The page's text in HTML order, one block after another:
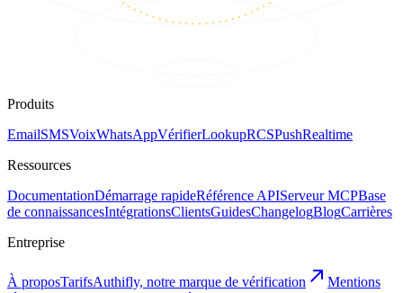
Produits
EmailSMSVoixWhatsAppVérifierLookupRCSPushRealtime
Ressources
DocumentationDémarrage rapideRéférence APIServeur MCPBase
de connaissancesIntégrationsClientsGuidesChangelogBlogCarrières
Entreprise
À proposTarifsAuthifly, notre marque de vérification
Mentions